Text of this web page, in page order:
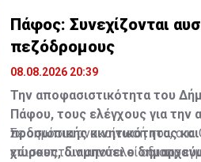
Πάφος: Συνεχίζονται
πεζόδρομους
08.08.2026 20:39
Την αποφασιστικότητα του
Πάφου, τους ελέγχους για την
προσωπικής κινητικότητας
χώρους, διαμηνύει ο
Σε δημόσια ανακοίνωσή του, ο
επισκεπτών αποτελεί